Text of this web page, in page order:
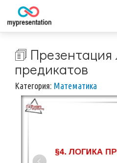
🗊 Презентация
предикатов
Категория: Математика